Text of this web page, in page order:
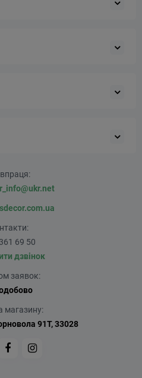
69 50
дзвінок
заявок:
магазину:
91Т, 33028